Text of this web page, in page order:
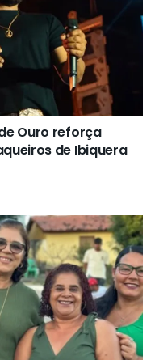
Ouro reforça
de Ibiquera